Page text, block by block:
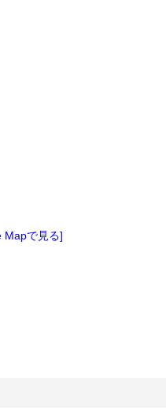
Mapで見る]